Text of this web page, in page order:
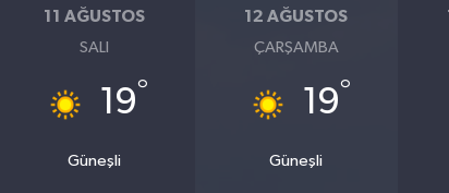
11 AĞUSTOS
SALI
19°
Güneşli
12 AĞUSTOS
ÇARŞAMBA
19°
Güneşli